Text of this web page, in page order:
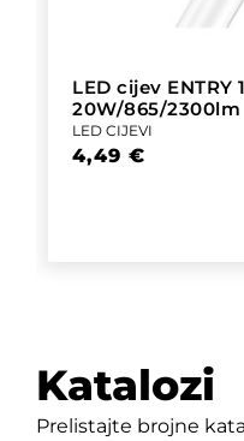
LED cijev ENTRY
20W/865/2300lm
LED CIJEVI
4,49 €
Katalozi
Prelistajte brojne